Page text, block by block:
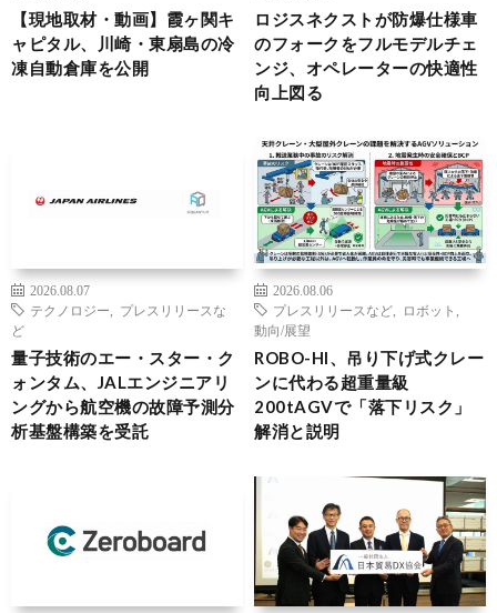
【現地取材・動画】霞ヶ関キ
ャピタル、川崎・東扇島の冷
凍自動倉庫を公開
ロジスネクストが防爆仕様車
のフォークをフルモデルチェ
ンジ、オペレーターの快適性
向上図る
2026.08.07
テクノロジー
プレスリリースな
ど
量子技術のエー・スター・ク
ォンタム、JALエンジニアリ
ングから航空機の故障予測分
析基盤構築を受託
2026.08.06
プレスリリースなど
ロボット
動向/展望
ROBO-HI、吊り下げ式クレー
ンに代わる超重量級
200tAGVで「落下リスク」
解消と説明